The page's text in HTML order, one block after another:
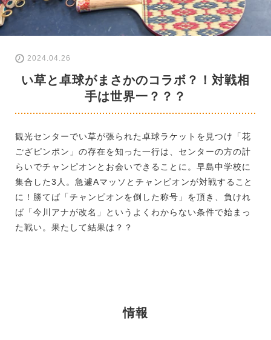
2024.04.26
い草と卓球がまさかのコラボ？！対戦相
手は世界一？？？
観光センターでい草が張られた卓球ラケットを見つけ「花
ござピンポン」の存在を知った一行は、センターの方の計
らいでチャンピオンとお会いできることに。早島中学校に
集合した3人。急遽Aマッソとチャンピオンが対戦すること
に！勝てば「チャンピオンを倒した称号」を頂き、負けれ
ば「今川アナが改名」というよくわからない条件で始まっ
た戦い。果たして結果は？？
情報